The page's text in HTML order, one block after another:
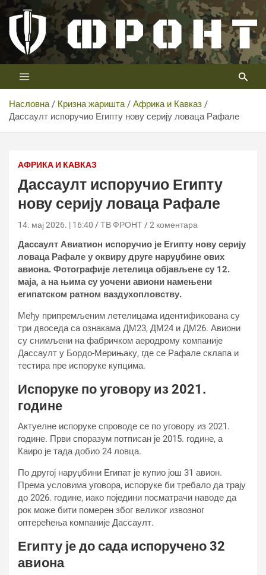
Скип
цонтент
Телевизија ФРОНТ
Први војни канал у Србији
Насловна Кризна жаришта
Африка и Кавказ
Дассаулт испоручио Египту нову серију ловаца Рафале
АФРИКА И КАВКАЗ
Дассаулт испоручио Египту
нову серију ловаца Рафале
14. мај 2026. | 16:40 ТВ ФРОНТ 2 коментара
Дассаулт Авиатион испоручио је Египту нову серију
ловаца Рафале у оквиру друге наруџбине ових
авиона. Фотографије летелица објављене су 12.
маја, а на њима су уочени авиони намењени
египатском ратном ваздухопловству.
Међу припремљеним летелицама идентификована су
три двоседа са ознакама ДМ23, ДМ24 и ДМ26. Авиони
су снимљени на фабричком аеродрому компаније
Дассаулт у Бордо-Мерињаку, где се Рафале склапа и
тестира пре испоруке купцима.
Испоруке по уговору из 2021.
године
Актуелне испоруке спроводе се по уговору из 2021.
године. Први споразум потписан је 2015. године, а
Каиро је тада добио 24 ловца.
По другој наруџбини Египат је купио још 31 авион.
Према условима уговора, испоруке би требало да трају
до 2026. године, иако поједини посматрачи наводе да
рок може бити померен због великог извозног
оптерећења компаније Дассаулт.
Египту је до сада испоручено 32
авиона